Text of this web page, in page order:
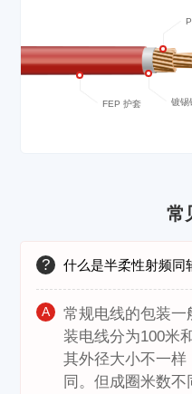
FEP 护套 镀锡
常
? 什么是半柔性射频同
A
常规电线的包装一
装电线分为100米
其外径大小不一样
同。但成圈米数